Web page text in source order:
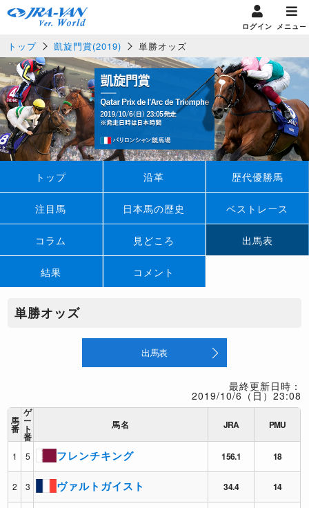
ログイン メニュー
トップ 凱旋門賞(2019) 単勝オッズ
トップ 沿革 歴代優勝馬
注目馬 日本馬の歴史 ベストレース
コラム 見どころ 出馬表
結果 コメント
単勝オッズ
出馬表
最終更新日時：
2019/10/6（日）23:08
馬
番
ゲ
ー
ト
番
馬名 JRA PMU
1 5 フレンチキング 156.1 18
2 3 ヴァルトガイスト 34.4 14